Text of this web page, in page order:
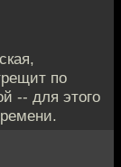
по
-- для этого